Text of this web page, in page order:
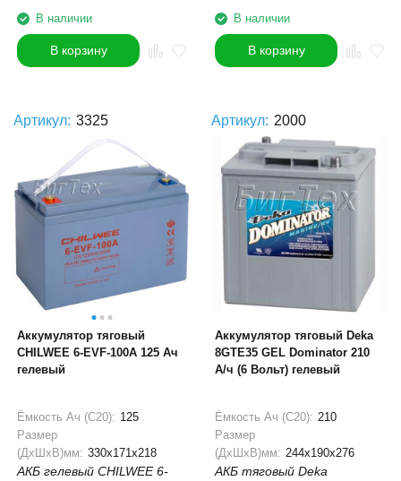
В наличии
В корзину
В наличии
В корзину
Артикул: 3325
Аккумулятор тяговый
CHILWEE 6-EVF-100A 125 Ач
гелевый
Ёмкость Ач (С20): 125
Размер
(ДхШхВ)мм: 330x171x218
АКБ гелевый CHILWEE 6-
Артикул: 2000
Аккумулятор тяговый Deka
8GTE35 GEL Dominator 210
А/ч (6 Вольт) гелевый
Ёмкость Ач (С20): 210
Размер
(ДхШхВ)мм: 244x190x276
АКБ тяговый Deka